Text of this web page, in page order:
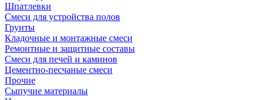
Шпатлевки
Смеси для устройства полов
Грунты
Кладочные и монтажные смеси
Ремонтные и защитные составы
Смеси для печей и каминов
Цементно-песчаные смеси
Прочие
Сыпучие материалы